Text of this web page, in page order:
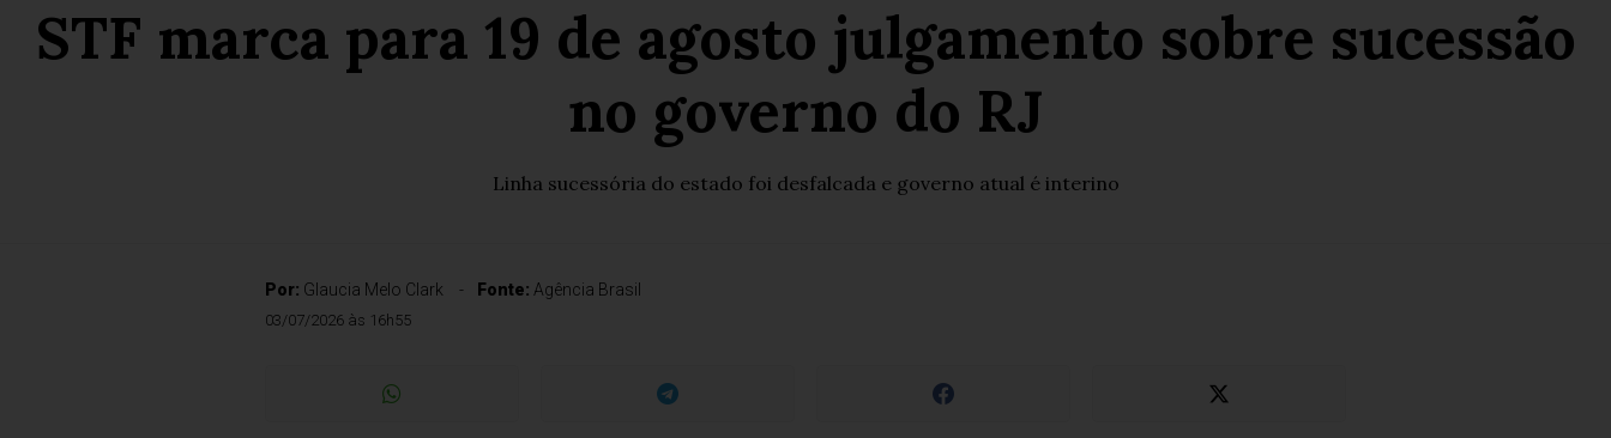
STF marca para 19 de agosto julgamento sobre sucessão
no governo do RJ
Linha sucessória do estado foi desfalcada e governo atual é interino
Por: Glaucia Melo Clark Fonte: Agência Brasil
03/07/2026 às 16h55